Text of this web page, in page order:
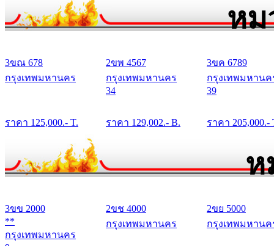
หม
3ขณ 678
กรุงเทพมหานคร
ราคา 125,000.- T.
2ขพ 4567
กรุงเทพมหานคร
34
ราคา 129,002.- B.
3ขค 6789
กรุงเทพมหานค
39
ราคา 205,000.-
ห
3ขข 2000
**
กรุงเทพมหานคร
2ขช 4000
กรุงเทพมหานคร
2ขย 5000
กรุงเทพมหานค